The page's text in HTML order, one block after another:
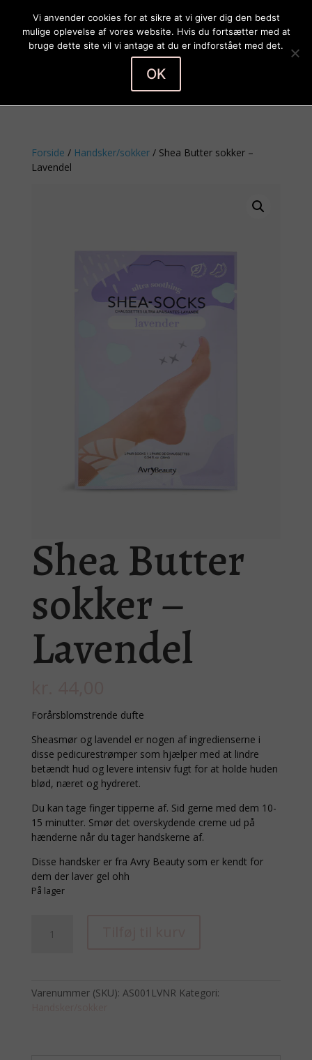
Forside / Handsker/sokker/ Shea Butter sokker –
Lavendel
Shea Butter
sokker –
Lavendel
Forårsblomstrende dufte
Sheasmør og lavendel er nogen af ingredienserne i
disse pedicurestrømper som hjælper med at lindre
betændt hud og levere intensiv fugt for at holde huden
blød, næret og hydreret.
Du kan tage finger tipperne af. Sid gerne med dem 10-
15 minutter. Smør det overskydende creme ud på
hænderne når du tager handskerne af.
Disse handsker er fra Avry Beauty som er kendt for
dem der laver gel ohh
På lager
Butter
antal
Varenummer (SKU): AS001LVNR Kategori:
Vi anvender cookies for at sikre at vi giver dig den bedst
mulige oplevelse af vores website. Hvis du fortsætter med at
bruge dette site vil vi antage at du er indforstået med det.
OK